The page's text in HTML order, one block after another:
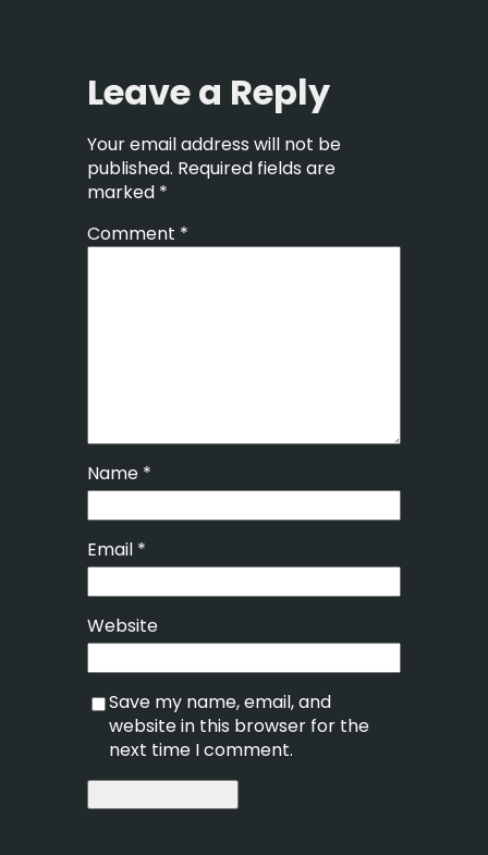
Leave a Reply
Your email address will not be
published. Required fields are
marked *
Comment *
Name *
Email *
Website
Save my name, email, and
website in this browser for the
next time I comment.